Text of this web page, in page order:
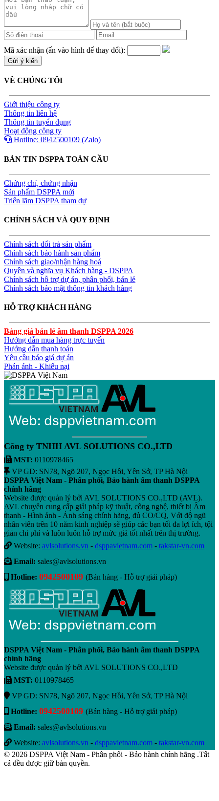
Mã xác nhận (ấn vào hình để thay đổi):
VỀ CHÚNG TÔI
Giới thiệu công ty
Thông tin liên hệ
Thông tin tuyển dụng
Hoạt động công ty
Hotline: 0942500109 (Zalo)
BẢN TIN DSPPA TOÀN CẦU
Chứng chỉ, chứng nhận
Sản phẩm DSPPA mới
Triển lãm DSPPA tham dự
CHÍNH SÁCH VÀ QUY ĐỊNH
Chính sách đổi trả sản phẩm
Chính sách bảo hành sản phẩm
Chính sách giao/nhận hàng hoá
Quyền và nghĩa vụ Khách hàng - DSPPA
Chính sách hỗ trợ dự án, phân phối, bán lẻ
Chính sách bảo mật thông tin khách hàng
HỖ TRỢ KHÁCH HÀNG
Bảng giá bán lẻ âm thanh DSPPA 2026
Hướng dẫn mua hàng trực tuyến
Hướng dẫn thanh toán
Yêu cầu báo giá dự án
Phán ánh - Khiếu nại
Công ty TNHH AVL SOLUTIONS CO.,LTD
MST: 0110978465
VP GD: SN78, Ngõ 207, Ngọc Hồi, Yên Sở, TP Hà Nội
DSPPA Việt Nam - Phân phối, Bảo hành âm thanh DSPPA
chính hãng
Website được quản lý bởi AVL SOLUTIONS CO.,LTD (AVL).
AVL chuyên cung cấp giải pháp kỹ thuật, công nghệ, thiết bị Âm
thanh - Hình ảnh - Ánh sáng chính hãng, đủ CO/CQ, Với độ ngũ
nhân viên trên 10 năm kinh nghiệp sẽ giúp các bạn tối đa lợi ích, tội
giản chi phí và luôn luôn hỗ trợ mức giá tốt nhất trên thị trường.
Website: avlsolutions.vn - dsppavietnam.com - takstar-vn.com
Email: sales@avlsolutions.vn
Hotline: 0942500109 (Bán hàng - Hỗ trợ giải pháp)
DSPPA Việt Nam - Phân phối, Bảo hành âm thanh DSPPA
chính hãng
Website được quản lý bởi AVL SOLUTIONS CO.,LTD
MST: 0110978465
VP GD: SN78, Ngõ 207, Ngọc Hồi, Yên Sở, TP Hà Nội
Hotline: 0942500109 (Bán hàng - Hỗ trợ giải pháp)
Email: sales@avlsolutions.vn
Website: avlsolutions.vn - dsppavietnam.com - takstar-vn.com
© 2026 DSPPA Việt Nam - Phân phối - Bảo hành chính hãng .Tất
cả đều được giữ bản quyền.